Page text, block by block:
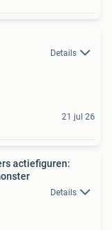
Details
21 jul 26
actiefiguren:
Details